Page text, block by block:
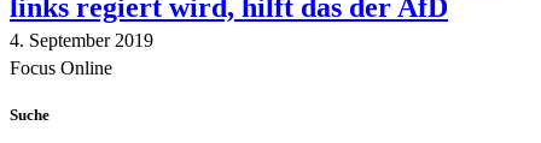
links regiert wird, hilft das der AfD
4. September 2019
Focus Online
Suche